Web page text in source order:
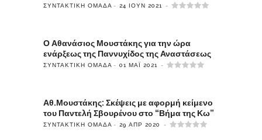
ΣΥΝΤΑΚΤΙΚΉ ΟΜΆΔΑ 24 ΙΟΎΝ 2021
Ο Αθανάσιος Μουστάκης για την ώρα
ενάρξεως της Παννυχίδος της Αναστάσεως
ΣΥΝΤΑΚΤΙΚΉ ΟΜΆΔΑ 01 ΜΆΙ 2021
Αθ.Μουστάκης: Σκέψεις με αφορμή κείμενο
του Παντελή Σβουρένου στο “Βήμα της Κω”
ΣΥΝΤΑΚΤΙΚΉ ΟΜΆΔΑ 29 ΑΠΡ 2020